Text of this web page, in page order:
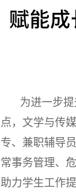
赋能
为进一步
点，文学与传
专、兼职辅导
常事务管理、
助力学生工作提